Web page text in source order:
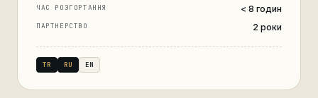
ЧАС РОЗГОРТАННЯ < 8 годин
ПАРТНЕРСТВО 2 роки
TR RU EN